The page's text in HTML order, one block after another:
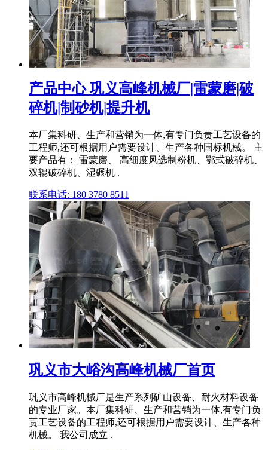
产品中心 巩义高峰机械厂|雷蒙磨|破
碎机|制砂机|提升机
本厂集科研、生产和营销为一体,有专门负责工艺设备的
工程师,还可根据用户需要设计、生产各种国标机械。 主
要产品有： 雷蒙磨、 高细度风选制粉机、鄂式破碎机、
双辊破碎机、湿碾机 .
联系电话: 180 3780 8511
巩义市大峪沟高峰机械厂首页
巩义市高峰机械厂是生产系列矿山设备、耐火材料设备
的专业厂家。本厂集科研、生产和营销为一体,有专门负
责工艺设备的工程师,还可根据用户需要设计、生产各种
机械。 我公司成立 .